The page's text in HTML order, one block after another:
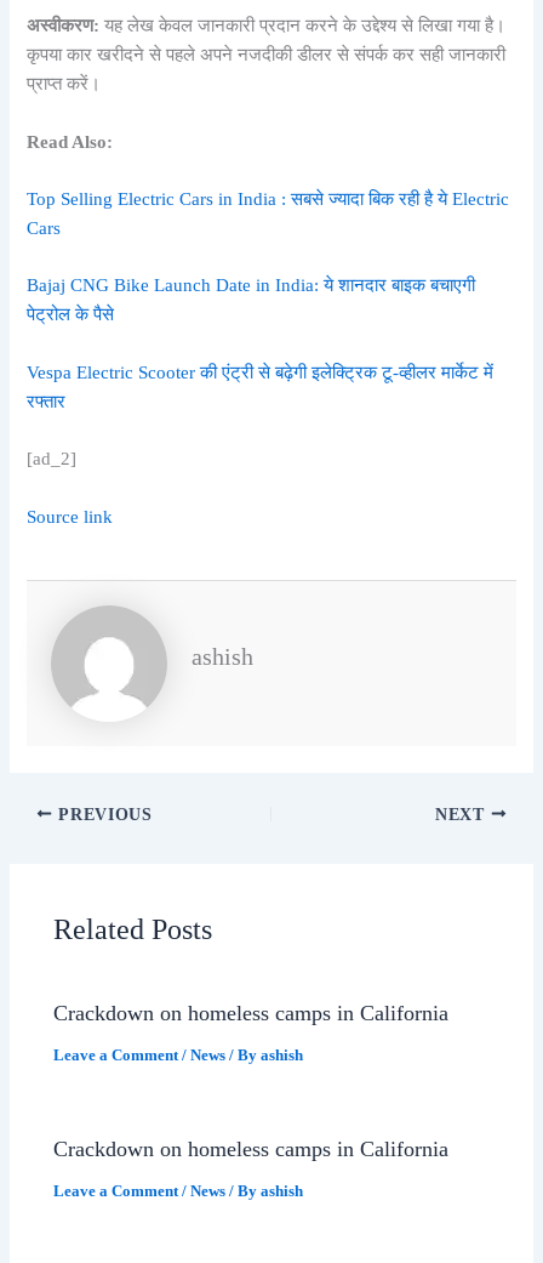
अस्वीकरण: यह लेख केवल जानकारी प्रदान करने के उद्देश्य से लिखा गया है।
कृपया कार खरीदने से पहले अपने नजदीकी डीलर से संपर्क कर सही जानकारी
प्राप्त करें।
Read Also:
Top Selling Electric Cars in India : सबसे ज्यादा बिक रही है ये Electric
Cars
Bajaj CNG Bike Launch Date in India: ये शानदार बाइक बचाएगी
पेट्रोल के पैसे
Vespa Electric Scooter की एंट्री से बढ़ेगी इलेक्ट्रिक टू-व्हीलर मार्केट में
रफ्तार
[ad_2]
Source link
ashish
PREVIOUS NEXT
Related Posts
Crackdown on homeless camps in California
Leave a Comment /News / Byashish
Crackdown on homeless camps in California
Leave a Comment /News / Byashish